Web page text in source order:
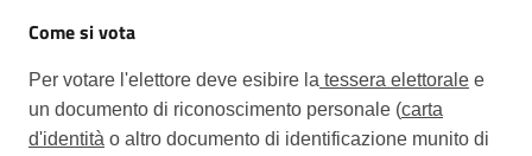
Come si vota
Per votare l'elettore deve esibire la tessera elettorale e
un documento di riconoscimento personale (carta
d'identità o altro documento di identificazione munito di